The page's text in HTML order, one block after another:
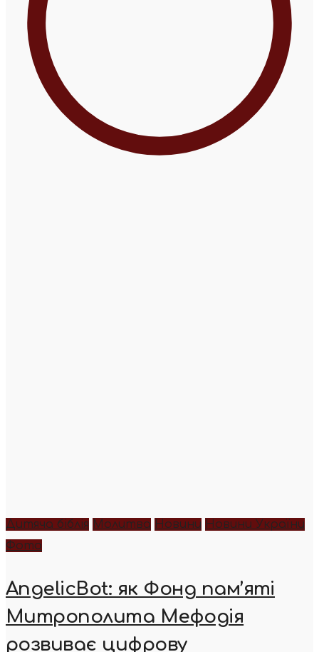
Дитяча біблія Молитва Новини Новини України
Фото
AngelicBot: як Фонд пам’яті
Митрополита Мефодія
розвиває цифрову